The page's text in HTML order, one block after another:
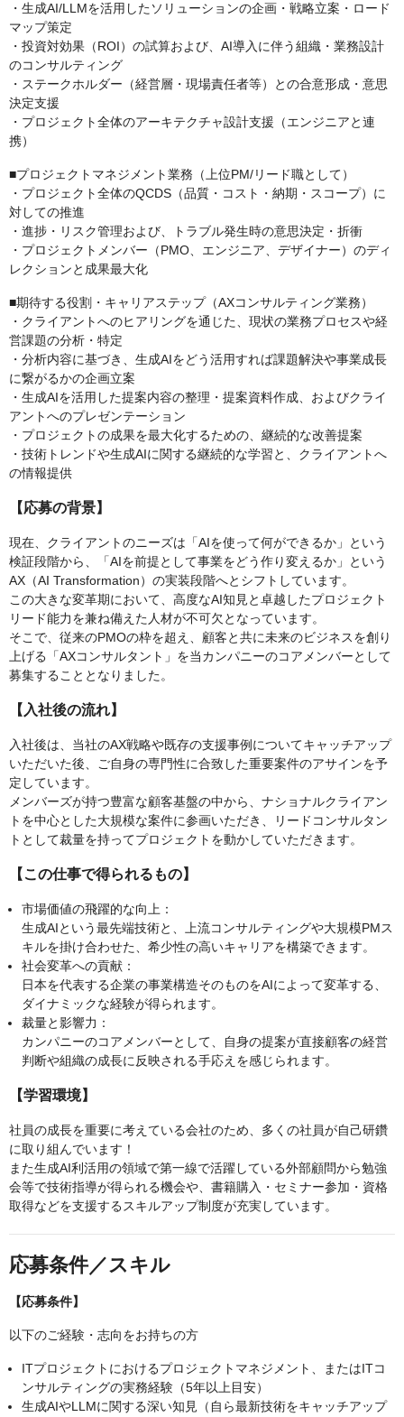
・生成AI/LLMを活用したソリューションの企画・戦略立案・ロード
マップ策定
・投資対効果（ROI）の試算および、AI導入に伴う組織・業務設計
のコンサルティング
・ステークホルダー（経営層・現場責任者等）との合意形成・意思
決定支援
・プロジェクト全体のアーキテクチャ設計支援（エンジニアと連
携）
■プロジェクトマネジメント業務（上位PM/リード職として）
・プロジェクト全体のQCDS（品質・コスト・納期・スコープ）に
対しての推進
・進捗・リスク管理および、トラブル発生時の意思決定・折衝
・プロジェクトメンバー（PMO、エンジニア、デザイナー）のディ
レクションと成果最大化
■期待する役割・キャリアステップ（AXコンサルティング業務）
・クライアントへのヒアリングを通じた、現状の業務プロセスや経
営課題の分析・特定
・分析内容に基づき、生成AIをどう活用すれば課題解決や事業成長
に繋がるかの企画立案
・生成AIを活用した提案内容の整理・提案資料作成、およびクライ
アントへのプレゼンテーション
・プロジェクトの成果を最大化するための、継続的な改善提案
・技術トレンドや生成AIに関する継続的な学習と、クライアントへ
の情報提供
【応募の背景】
現在、クライアントのニーズは「AIを使って何ができるか」という
検証段階から、「AIを前提として事業をどう作り変えるか」という
AX（AI Transformation）の実装段階へとシフトしています。
この大きな変革期において、高度なAI知見と卓越したプロジェクト
リード能力を兼ね備えた人材が不可欠となっています。
そこで、従来のPMOの枠を超え、顧客と共に未来のビジネスを創り
上げる「AXコンサルタント」を当カンパニーのコアメンバーとして
募集することとなりました。
【入社後の流れ】
入社後は、当社のAX戦略や既存の支援事例についてキャッチアップ
いただいた後、ご自身の専門性に合致した重要案件のアサインを予
定しています。
メンバーズが持つ豊富な顧客基盤の中から、ナショナルクライアン
トを中心とした大規模な案件に参画いただき、リードコンサルタン
トとして裁量を持ってプロジェクトを動かしていただきます。
【この仕事で得られるもの】
市場価値の飛躍的な向上：
生成AIという最先端技術と、上流コンサルティングや大規模PMス
キルを掛け合わせた、希少性の高いキャリアを構築できます。
社会変革への貢献：
日本を代表する企業の事業構造そのものをAIによって変革する、
ダイナミックな経験が得られます。
裁量と影響力：
カンパニーのコアメンバーとして、自身の提案が直接顧客の経営
判断や組織の成長に反映される手応えを感じられます。
【学習環境】
社員の成長を重要に考えている会社のため、多くの社員が自己研鑽
に取り組んでいます！
また生成AI利活用の領域で第一線で活躍している外部顧問から勉強
会等で技術指導が得られる機会や、書籍購入・セミナー参加・資格
取得などを支援するスキルアップ制度が充実しています。
応募条件／スキル
【応募条件】
以下のご経験・志向をお持ちの方
ITプロジェクトにおけるプロジェクトマネジメント、またはITコ
ンサルティングの実務経験（5年以上目安）
生成AIやLLMに関する深い知見（自ら最新技術をキャッチアップ